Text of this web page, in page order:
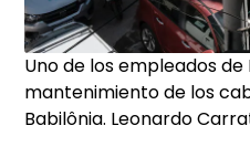
Uno de los empleados
mantenimiento de los
Babilônia. Leonardo